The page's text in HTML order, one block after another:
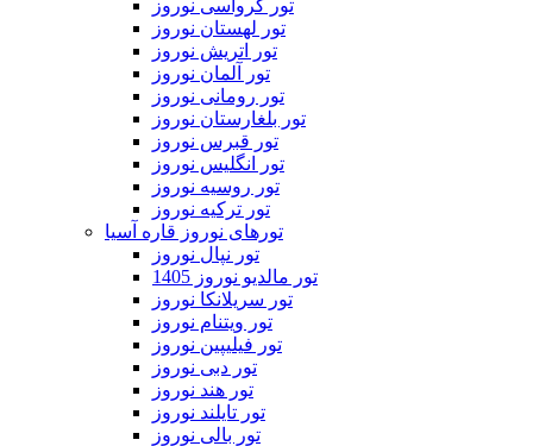
تور کرواسی نوروز
تور لهستان نوروز
تور اتریش نوروز
تور آلمان نوروز
تور رومانی نوروز
تور بلغارستان نوروز
تور قبرس نوروز
تور انگلیس نوروز
تور روسیه نوروز
تور ترکیه نوروز
تورهای نوروز قاره آسیا
تور نپال نوروز
تور مالدیو نوروز 1405
تور سریلانکا نوروز
تور ویتنام نوروز
تور فیلیپین نوروز
تور دبی نوروز
تور هند نوروز
تور تایلند نوروز
تور بالی نوروز